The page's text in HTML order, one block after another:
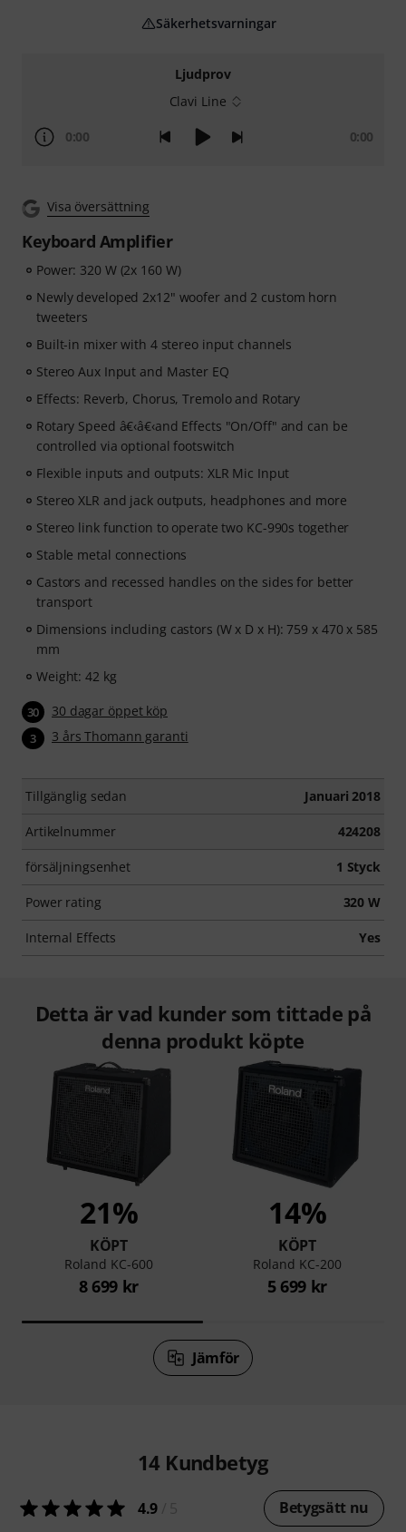
Ljudprov
Clavi Line
0:00 0:00
Visa översättning
Keyboard Amplifier
Power: 320 W (2x 160 W)
Newly developed 2x12" woofer and 2 custom horn
tweeters
Built-in mixer with 4 stereo input channels
Stereo Aux Input and Master EQ
Effects: Reverb, Chorus, Tremolo and Rotary
Rotary Speed â€‹â€‹and Effects "On/Off" and can be
controlled via optional footswitch
Flexible inputs and outputs: XLR Mic Input
Stereo XLR and jack outputs, headphones and more
Stereo link function to operate two KC-990s together
Stable metal connections
Castors and recessed handles on the sides for better
transport
Dimensions including castors (W x D x H): 759 x 470 x 585
mm
Weight: 42 kg
30 30 dagar öppet köp
3 3 års Thomann garanti
Tillgänglig sedan Januari 2018
Artikelnummer 424208
försäljningsenhet 1 Styck
Power rating 320 W
Internal Effects Yes
Säkerhetsvarningar
Detta är vad kunder som tittade på
denna produkt köpte
21%
KÖPT
Roland KC-600
8 699 kr
14%
KÖPT
Roland KC-200
5 699 kr
Jämför
14 Kundbetyg
4.9 Betygsätt nu